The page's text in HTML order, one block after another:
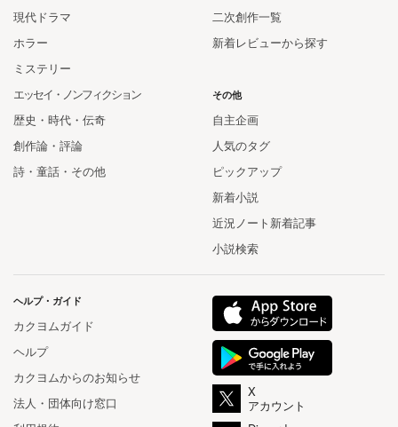
二次創作一覧
新着レビューから探す
現代ドラマ
ホラー
ミステリー
エッセイ・ノンフィクション
歴史・時代・伝奇
創作論・評論
詩・童話・その他
その他
自主企画
人気のタグ
ピックアップ
新着小説
近況ノート新着記事
小説検索
ヘルプ・ガイド
カクヨムガイド
ヘルプ
カクヨムからのお知らせ
法人・団体向け窓口
X
アカウント